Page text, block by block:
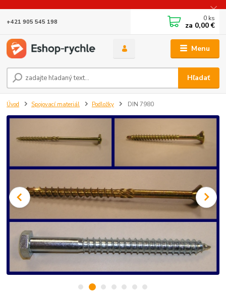
Menu
Hľadať
+421 905 545 198 0 ks
za 0,00 €
Úvod Spojovací materiál Podložky DIN 7980